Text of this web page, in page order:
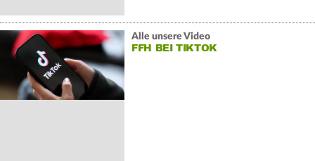
Alle unsere Video
FFH BEI TIKTOK